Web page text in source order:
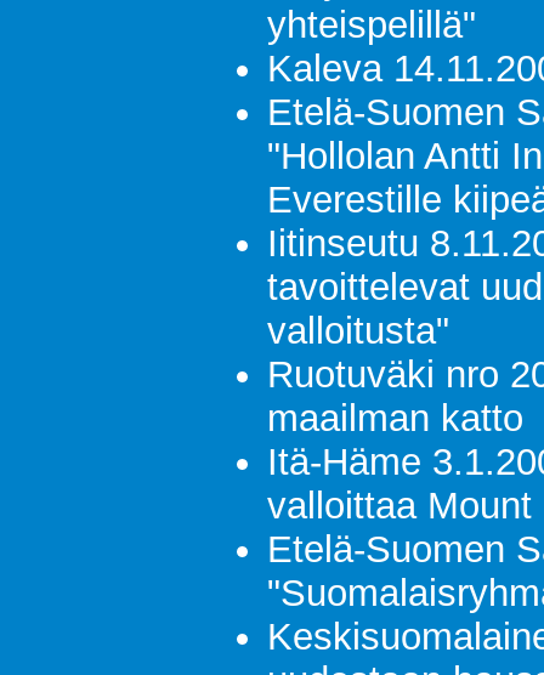
yhteispelillä"
Kaleva
Etelä-Suomen
"Hollolan Antti
Everestille
Iitinseutu
tavoittelevat
valloitusta"
Ruotuväki nro
maailman katto
Itä-Häme
valloittaa
Etelä-Suomen